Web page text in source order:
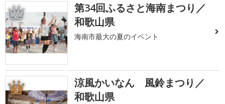
2
第34回ふるさと海南まつり／
和歌山県
海南市最大の夏のイベント
3
涼風かいなん 風鈴まつり／
和歌山県